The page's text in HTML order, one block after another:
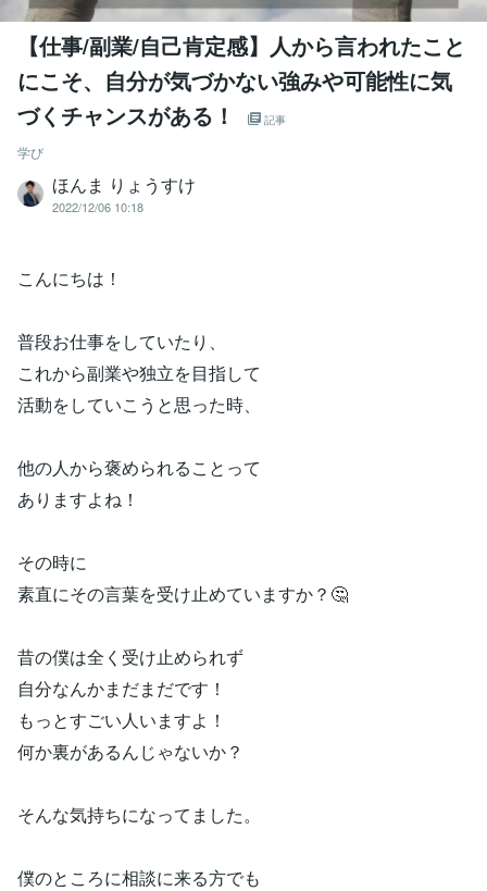
【仕事/副業/自己肯定感】人から言われたこと
にこそ、自分が気づかない強みや可能性に気
づくチャンスがある！
記事
学び
ほんま りょうすけ
2022/12/06 10:18
こんにちは！⁡
⁡普段お仕事をしていたり、⁡
⁡これから副業や独立を目指して⁡
⁡⁡活動をしていこうと思った時、⁡
⁡他の人から褒められることって⁡
⁡ありますよね！⁡
⁡その時に⁡
⁡素直にその言葉を受け止めていますか？🤔⁡
⁡昔の僕は全く受け止められず⁡
⁡自分なんかまだまだです！⁡
⁡もっとすごい人いますよ！⁡
⁡何か裏があるんじゃないか？⁡
そんな気持ちになってました。⁡
⁡⁡⁡僕のところに相談に来る方でも⁡